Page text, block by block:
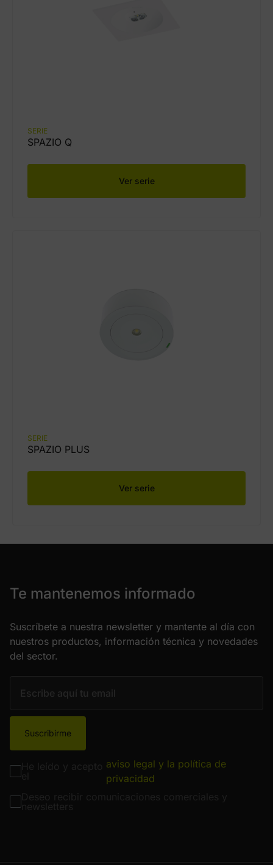
SERIE
SPAZIO Q
Ver serie
SERIE
SPAZIO PLUS
Ver serie
Te mantenemos informado
Suscríbete a nuestra newsletter y mantente al día con
nuestros productos, información técnica y novedades
del sector.
Suscribirme
aviso legal y la política de
privacidad